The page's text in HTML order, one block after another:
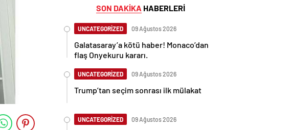
SON DAKİKA HABERLERİ
UNCATEGORİZED 09 Ağustos 2026
Galatasaray’a kötü haber! Monaco’dan
flaş Onyekuru kararı.
UNCATEGORİZED 09 Ağustos 2026
Trump’tan seçim sonrası ilk mülakat
UNCATEGORİZED 09 Ağustos 2026